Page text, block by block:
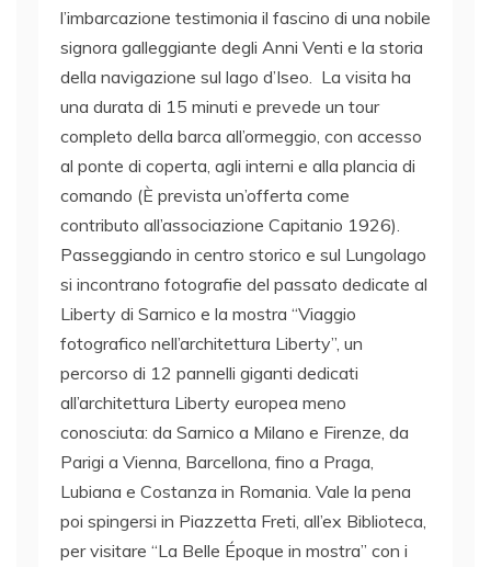
l’imbarcazione testimonia il fascino di una nobile
signora galleggiante degli Anni Venti e la storia
della navigazione sul lago d’Iseo. La visita ha
una durata di 15 minuti e prevede un tour
completo della barca all’ormeggio, con accesso
al ponte di coperta, agli interni e alla plancia di
comando (È prevista un’offerta come
contributo all’associazione Capitanio 1926).
Passeggiando in centro storico e sul Lungolago
si incontrano fotografie del passato dedicate al
Liberty di Sarnico e la mostra “Viaggio
fotografico nell’architettura Liberty”, un
percorso di 12 pannelli giganti dedicati
all’architettura Liberty europea meno
conosciuta: da Sarnico a Milano e Firenze, da
Parigi a Vienna, Barcellona, fino a Praga,
Lubiana e Costanza in Romania. Vale la pena
poi spingersi in Piazzetta Freti, all’ex Biblioteca,
per visitare “La Belle Époque in mostra” con i